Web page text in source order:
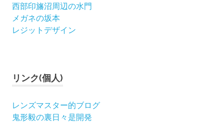
西部印旛沼周辺の水門
メガネの坂本
レジットデザイン
リンク(個人)
レンズマスター的ブログ
鬼形毅の裏日々是開発